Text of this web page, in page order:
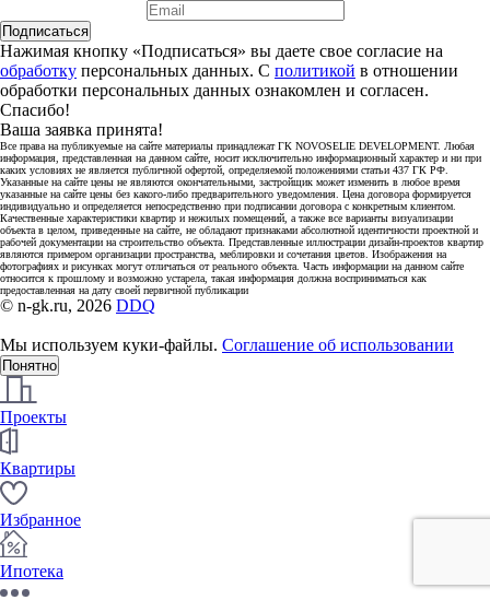
Подписаться
Нажимая кнопку «Подписаться» вы даете свое согласие на
обработку персональных данных. С политикой в отношении
обработки персональных данных ознакомлен и согласен.
Спасибо!
Ваша заявка принята!
Все права на публикуемые на сайте материалы принадлежат ГК NOVOSELIE DEVELOPMENT. Любая
информация, представленная на данном сайте, носит исключительно информационный характер и ни при
каких условиях не является публичной офертой, определяемой положениями статьи 437 ГК РФ.
Указанные на сайте цены не являются окончательными, застройщик может изменить в любое время
указанные на сайте цены без какого-либо предварительного уведомления. Цена договора формируется
индивидуально и определяется непосредственно при подписании договора с конкретным клиентом.
Качественные характеристики квартир и нежилых помещений, а также все варианты визуализации
объекта в целом, приведенные на сайте, не обладают признаками абсолютной идентичности проектной и
рабочей документации на строительство объекта. Представленные иллюстрации дизайн-проектов квартир
являются примером организации пространства, меблировки и сочетания цветов. Изображения на
фотографиях и рисунках могут отличаться от реального объекта. Часть информации на данном сайте
относится к прошлому и возможно устарела, такая информация должна восприниматься как
предоставленная на дату своей первичной публикации
© n-gk.ru, 2026 DDQ
Мы используем куки-файлы. Соглашение об использовании
Понятно
Проекты
Квартиры
Избранное
Ипотека